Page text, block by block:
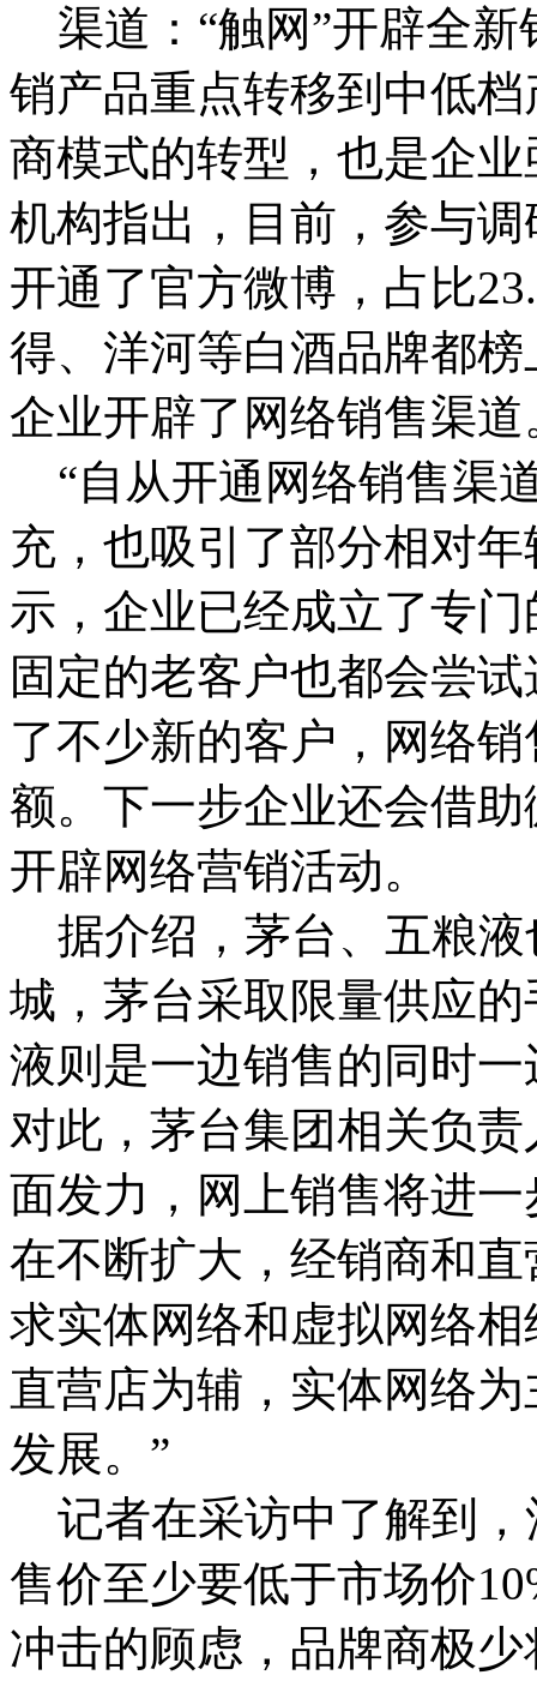
渠道：“触网”开辟全新
销产品重点转移到中低
商模式的转型，也是企
机构指出，目前，参与
开通了官方微博，占比
得、洋河等白酒品牌都
企业开辟了网络销售渠道
“自从开通网络销售渠
充，也吸引了部分相对
示，企业已经成立了专
固定的老客户也都会尝
了不少新的客户，网络
额。下一步企业还会借
开辟网络营销活动。
据介绍，茅台、五粮液
城，茅台采取限量供应
液则是一边销售的同时
对此，茅台集团相关负
面发力，网上销售将进
在不断扩大，经销商和
求实体网络和虚拟网络
直营店为辅，实体网络
发展。”
记者在采访中了解到，
售价至少要低于市场价
冲击的顾虑，品牌商极